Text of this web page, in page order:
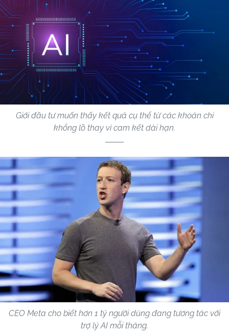
Giới đầu tư muốn thấy kết quả cụ thể từ các khoản chi
khổng lồ thay vì cam kết dài hạn.
CEO Meta cho biết hơn 1 tỷ người dùng đang tương tác với
trợ lý AI mỗi tháng.